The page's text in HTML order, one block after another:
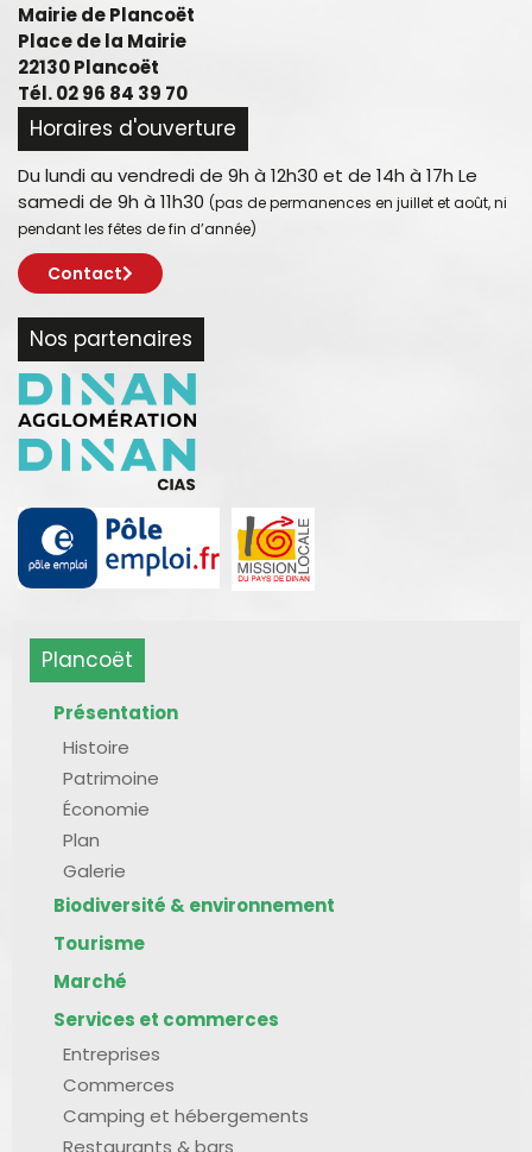
Mairie de Plancoët
Place de la Mairie
22130 Plancoët
Tél. 02 96 84 39 70
Horaires d'ouverture
Du lundi au vendredi de 9h à 12h30 et de 14h à 17h Le
samedi de 9h à 11h30 (pas de permanences en juillet et août, ni
pendant les fêtes de fin d’année)
Contact
Nos partenaires
Plancoët
Présentation
Histoire
Patrimoine
Économie
Plan
Galerie
Biodiversité & environnement
Tourisme
Marché
Services et commerces
Entreprises
Commerces
Camping et hébergements